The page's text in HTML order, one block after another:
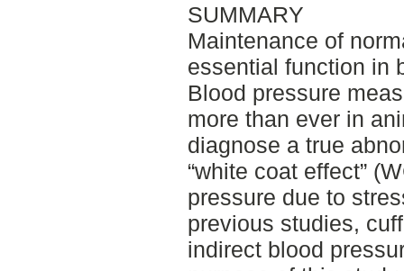
SUMMARY
Maintenance of
essential function in
Blood pressure
more than ever in
diagnose a true
“white coat effect”
pressure due to
previous studies,
indirect blood